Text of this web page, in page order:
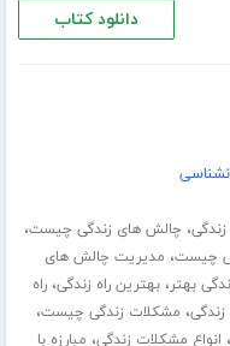
دانلود کتاب
، چالش های زندگی چیست،
چیست، مدیریت چالش های
بهتر،بهترین راه زندگی،راه
، مشکلات زندگی چیست،
، انواع مشکلات زندگی، مبارزه با